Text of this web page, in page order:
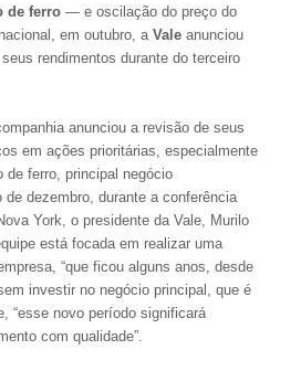
de ferro — e oscilação do preço do
em outubro, a Vale anunciou
rendimentos durante do terceiro
anunciou a revisão de seus
em ações prioritárias, especialmente
de ferro, principal negócio
de dezembro, durante a conferência
York, o presidente da Vale, Murilo
está focada em realizar uma
“que ficou alguns anos, desde
investir no negócio principal, que é
“esse novo período significará
com qualidade”.